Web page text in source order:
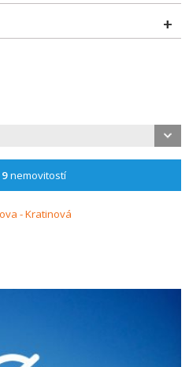
9nemovitostí